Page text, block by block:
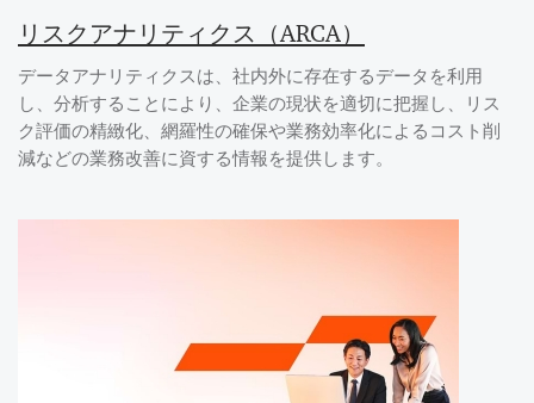
リスクアナリティクス（ARCA）
データアナリティクスは、社内外に存在するデータを利用
し、分析することにより、企業の現状を適切に把握し、リス
ク評価の精緻化、網羅性の確保や業務効率化によるコスト削
減などの業務改善に資する情報を提供します。